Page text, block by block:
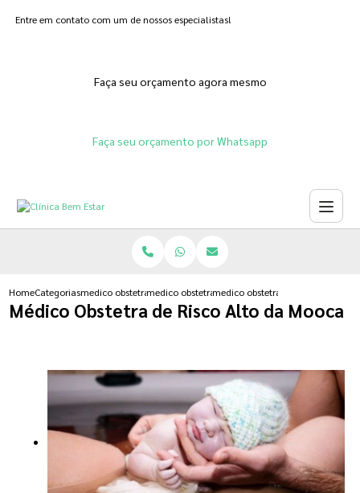
Entre em contato com um de nossos especialistas!
Faça seu orçamento agora mesmo
Faça seu orçamento por Whatsapp
HomeCategoriasmedico obstetramedico obstetra gravidez de risco
medico obstetra de risco alto da
Médico Obstetra de Risco Alto da Mooca